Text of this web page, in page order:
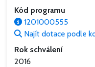
Kód programu
1201000555
Najít dotace podle
Rok schválení
2016